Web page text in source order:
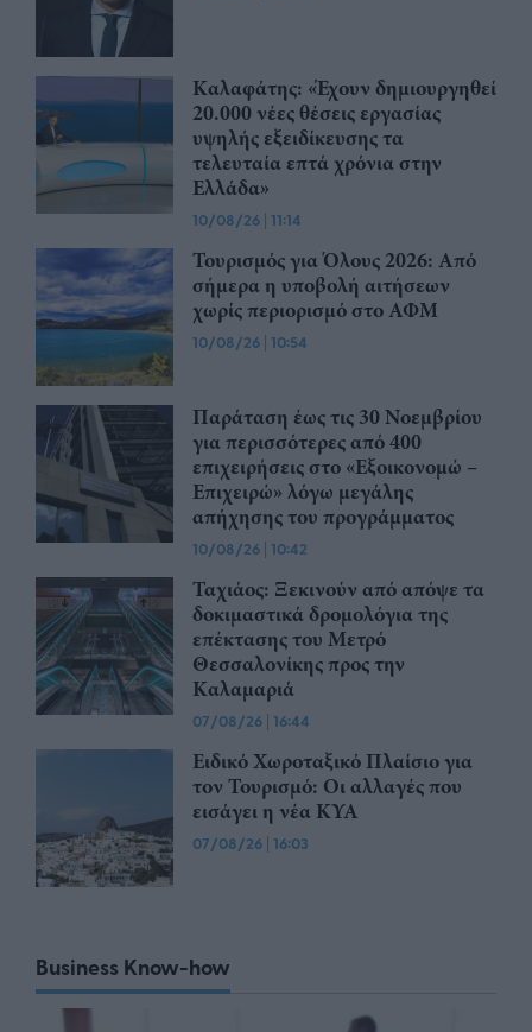
Καλαφάτης: «Έχουν δημιουργηθεί
20.000 νέες θέσεις εργασίας
υψηλής εξειδίκευσης τα
τελευταία επτά χρόνια στην
Ελλάδα»
10/08/26 | 11:14
Τουρισμός για Όλους 2026: Από
σήμερα η υποβολή αιτήσεων
χωρίς περιορισμό στο ΑΦΜ
10/08/26 | 10:54
Παράταση έως τις 30 Νοεμβρίου
για περισσότερες από 400
επιχειρήσεις στο «Εξοικονομώ –
Επιχειρώ» λόγω μεγάλης
απήχησης του προγράμματος
10/08/26 | 10:42
Ταχιάος: Ξεκινούν από απόψε τα
δοκιμαστικά δρομολόγια της
επέκτασης του Μετρό
Θεσσαλονίκης προς την
Καλαμαριά
07/08/26 | 16:44
Ειδικό Χωροταξικό Πλαίσιο για
τον Τουρισμό: Οι αλλαγές που
εισάγει η νέα ΚΥΑ
07/08/26 | 16:03
Business Know-how